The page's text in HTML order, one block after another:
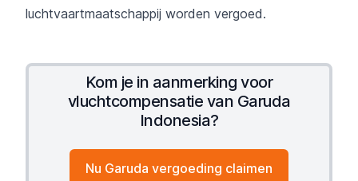
luchtvaartmaatschappij worden vergoed.
Kom je in aanmerking voor
vluchtcompensatie van Garuda
Indonesia?
Nu Garuda vergoeding claimen